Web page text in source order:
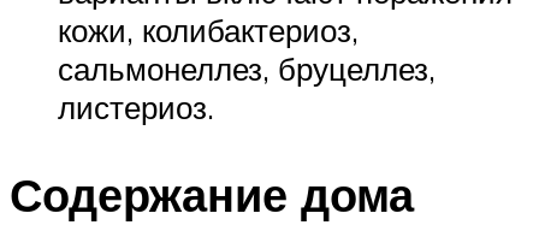
кожи, колибактериоз,
сальмонеллез, бруцеллез,
листериоз.
Содержание дома